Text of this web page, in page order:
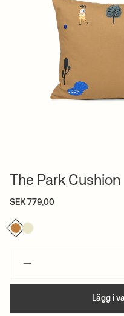
The Park Cushion
SEK 779,00
–
Lägg i